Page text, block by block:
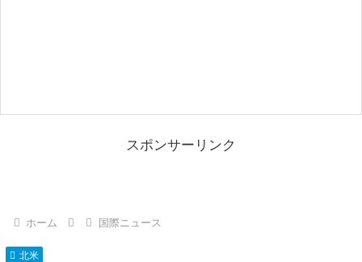
スポンサーリンク
ホーム 国際ニュース
北米